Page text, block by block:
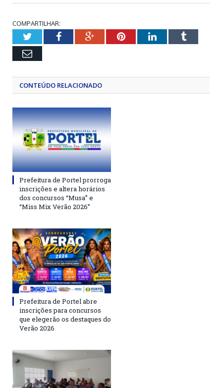
COMPARTILHAR:
TwitterFacebookGoogle+PinterestLinkedInTumblr
Email
CONTEÚDO RELACIONADO
Prefeitura de Portel prorroga
inscrições e altera horários
dos concursos “Musa” e
“Miss Mix Verão 2026”
Prefeitura de Portel abre
inscrições para concursos
que elegerão os destaques do
Verão 2026